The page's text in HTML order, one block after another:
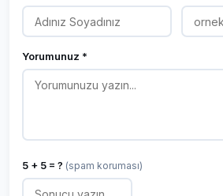
Yorumunuz *
5 + 5 = ? (spam koruması)